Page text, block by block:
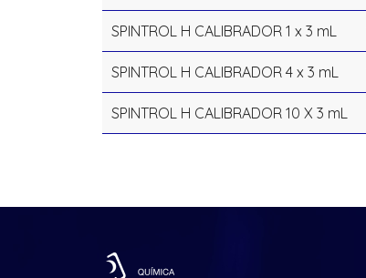
SPINTROL H CALIBRADOR 1 x 3 mL
SPINTROL H CALIBRADOR 4 x 3 mL
SPINTROL H CALIBRADOR 10 X 3 mL